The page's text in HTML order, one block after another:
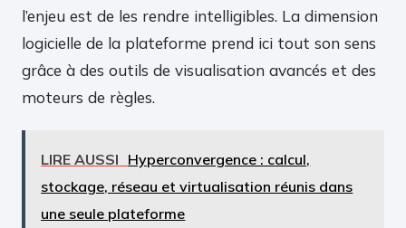
l’enjeu est de les rendre intelligibles. La dimension
logicielle de la plateforme prend ici tout son sens
grâce à des outils de visualisation avancés et des
moteurs de règles.
LIRE AUSSI Hyperconvergence : calcul,
stockage, réseau et virtualisation réunis dans
une seule plateforme